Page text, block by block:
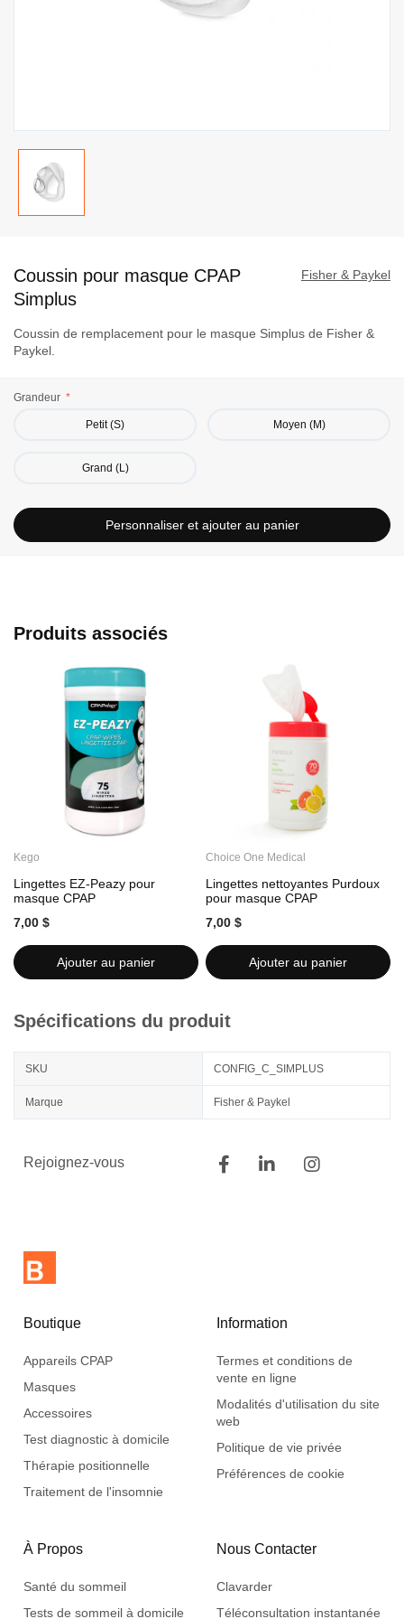
début
de
Galerie
d’images
Fisher & Paykel
Coussin pour masque CPAP
Simplus
Coussin de remplacement pour le masque Simplus de Fisher &
Paykel.
Grandeur
Petit (S) Moyen (M)
Grand (L)
Personnaliser et ajouter au panier
Produits associés
Kego
Lingettes EZ-Peazy pour
masque CPAP
7,00 $
Ajouter au panier
Choice One Medical
Lingettes nettoyantes Purdoux
pour masque CPAP
7,00 $
Ajouter au panier
Spécifications du produit
SKU CONFIG_C_SIMPLUS
Marque Fisher & Paykel
Rejoignez-vous
Boutique
Appareils CPAP
Masques
Accessoires
Test diagnostic à domicile
Thérapie positionnelle
Traitement de l'insomnie
Information
Termes et conditions de
vente en ligne
Modalités d'utilisation du site
web
Politique de vie privée
Préférences de cookie
À Propos
Santé du sommeil
Tests de sommeil à domicile
Nous Contacter
Clavarder
Téléconsultation instantanée